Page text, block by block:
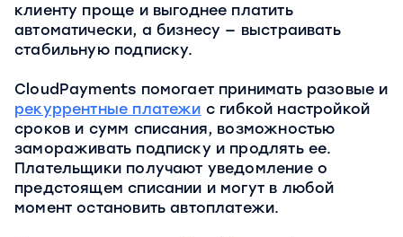
клиенту проще и выгоднее платить
автоматически, а бизнесу — выстраивать
стабильную подписку.
CloudPayments помогает принимать разовые и
рекуррентные платежи с гибкой настройкой
сроков и сумм списания, возможностью
замораживать подписку и продлять ее.
Плательщики получают уведомление о
предстоящем списании и могут в любой
момент остановить автоплатежи.